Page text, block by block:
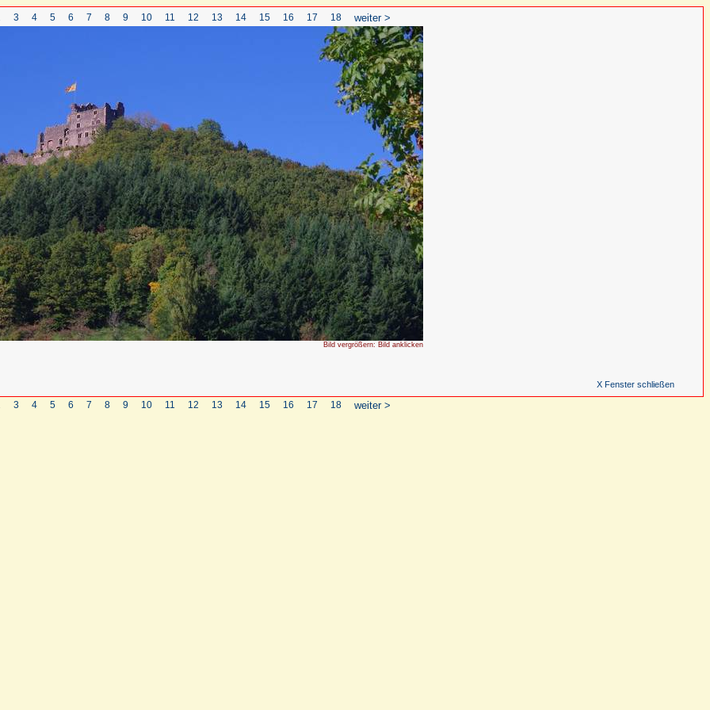
3 4 5 6 7 8 9 10 11 12 13 14 15 16 17 18 weiter >
Bild vergrößern: Bild anklicken
X Fenster schließen
3 4 5 6 7 8 9 10 11 12 13 14 15 16 17 18 weiter >